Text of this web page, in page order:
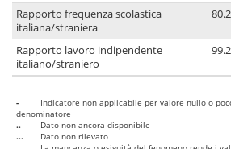
Rapporto frequenza scolastica
italiana/straniera
80.2
Rapporto lavoro indipendente
italiano/straniero
99.2
-
Indicatore non applicabile per valore nullo o
denominatore
..
Dato non ancora disponibile
...
Dato non rilevato